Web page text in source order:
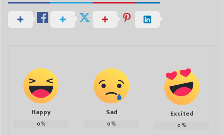
Happy
0%
Sad
0%
Excited
0%